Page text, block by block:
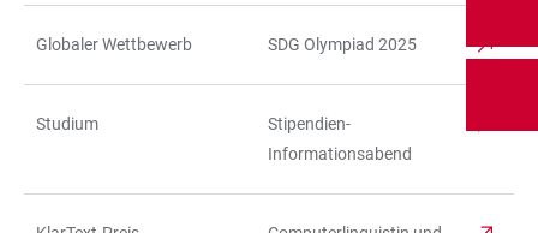
Globaler Wettbewerb SDG Olympiad 2025
Studium
Stipendien-
Informationsabend